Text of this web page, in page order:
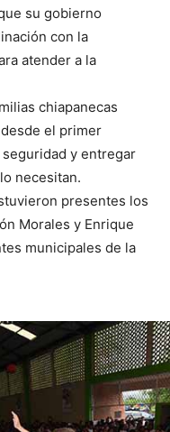
su gobierno
con la
atender a la
chiapanecas
el primer
y entregar
necesitan.
presentes los
Morales y Enrique
municipales de la